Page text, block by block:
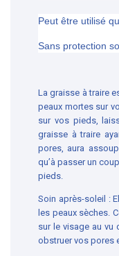
Peut être utilisé
Sans protection
La graisse à traire
peaux mortes sur
sur vos pieds,
graisse à traire
pores, aura
qu’à passer un
pieds.
Soin après-soleil :
les peaux sèches.
sur le visage au
obstruer vos pores